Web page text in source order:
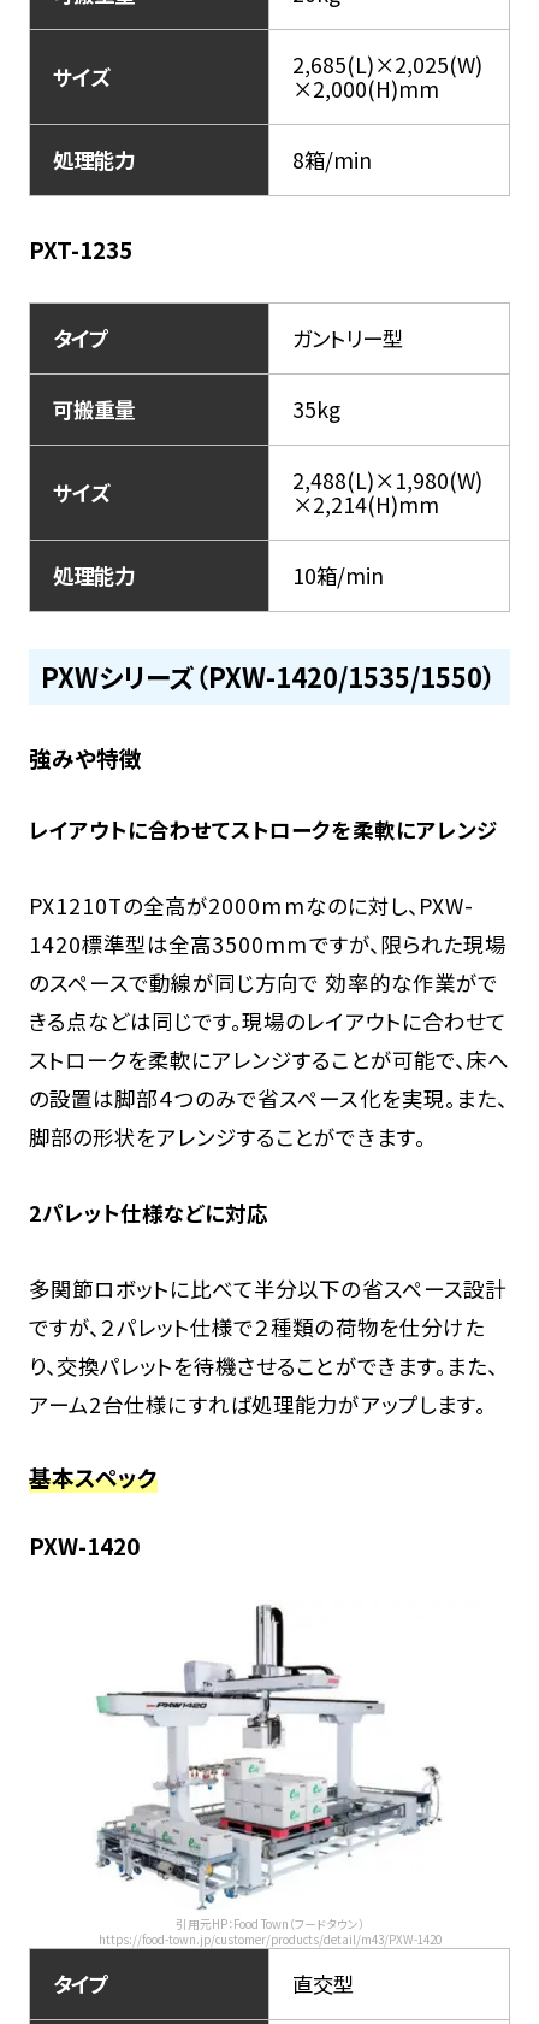
サイズ
2,685(L)×2,025(W)
×2,000(H)mm
処理能力 8箱/min
PXT-1235
タイプ ガントリー型
可搬重量 35kg
サイズ
2,488(L)×1,980(W)
×2,214(H)mm
処理能力 10箱/min
PXWシリーズ（PXW-1420/1535/1550）
強みや特徴
レイアウトに合わせてストロークを柔軟にアレンジ
PX1210Tの全高が2000mmなのに対し、PXW-
1420標準型は全高3500mmですが、限られた現場
のスペースで動線が同じ方向で 効率的な作業がで
きる点などは同じです。現場のレイアウトに合わせて
ストロークを柔軟にアレンジすることが可能で、床へ
の設置は脚部４つのみで省スペース化を実現。また、
脚部の形状をアレンジすることができます。
2パレット仕様などに対応
多関節ロボットに比べて半分以下の省スペース設計
ですが、２パレット仕様で２種類の荷物を仕分けた
り、交換パレットを待機させることができます。また、
アーム2台仕様にすれば処理能力がアップします。
基本スペック
PXW-1420
引用元HP：Food Town（フードタウン）
https://food-town.jp/customer/products/detail/m43/PXW-1420
タイプ 直交型